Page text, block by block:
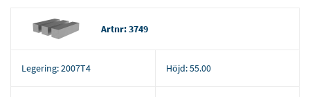
Artnr: 3749
Legering:2007T4 Höjd:55.00